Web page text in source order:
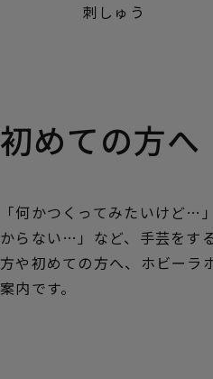
刺しゅう
初めての方へ
「何かつくってみたいけど…
からない…」など、手芸をす
方や初めての方へ、ホビーラ
案内です。